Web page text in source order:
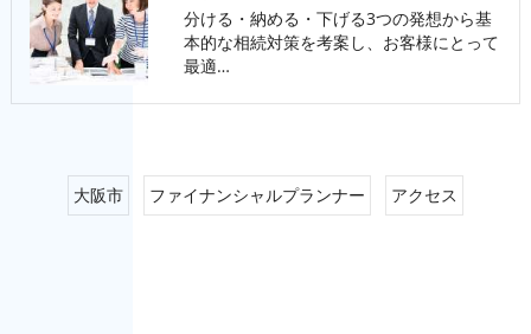
分ける・納める・下げる3つの発想から基
本的な相続対策を考案し、お客様にとって
最適…
大阪市 ファイナンシャルプランナー アクセス